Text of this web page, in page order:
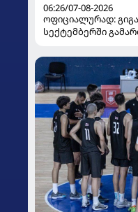
06:26/07-08-2026
ოფიციალურად:
სექტემბერში